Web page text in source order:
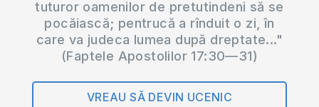
tuturor oamenilor de pretutindeni să se
pocăiască; pentrucă a rînduit o zi, în
care va judeca lumea după dreptate..."
(Faptele Apostolilor 17:30—31)
VREAU SĂ DEVIN UCENIC